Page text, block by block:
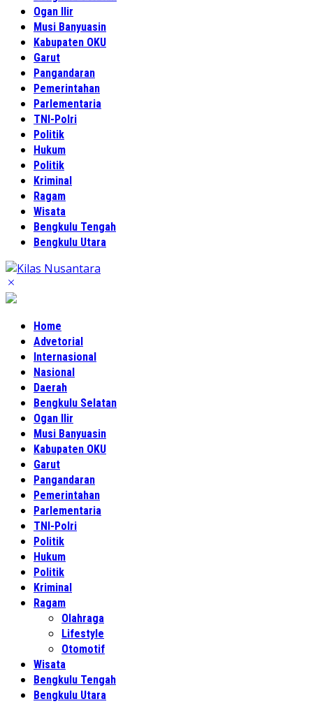
Ogan Ilir
Musi Banyuasin
Kabupaten OKU
Garut
Pangandaran
Pemerintahan
Parlementaria
TNI-Polri
Politik
Hukum
Politik
Kriminal
Ragam
Wisata
Bengkulu Tengah
Bengkulu Utara
Home
Advetorial
Internasional
Nasional
Daerah
Bengkulu Selatan
Ogan Ilir
Musi Banyuasin
Kabupaten OKU
Garut
Pangandaran
Pemerintahan
Parlementaria
TNI-Polri
Politik
Hukum
Politik
Kriminal
Ragam
Olahraga
Lifestyle
Otomotif
Wisata
Bengkulu Tengah
Bengkulu Utara